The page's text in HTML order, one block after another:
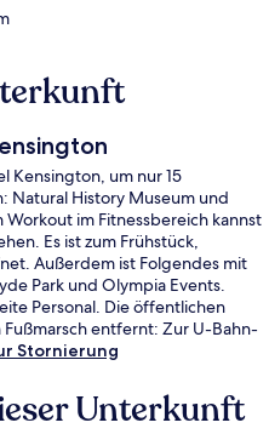
Kensington, um nur 15
Natural History Museum und
im Fitnessbereich kannst
Es ist zum Frühstück,
Außerdem ist Folgendes mit
Park und Olympia Events.
Personal. Die öffentlichen
entfernt: Zur U-Bahn-
zur U-Bahn-Station
Stornierung
Unterkunft